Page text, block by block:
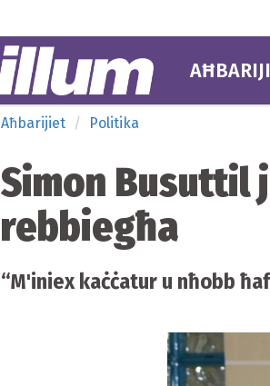
Aħbarijiet Politika
Simon Busuttil
rebbiegħa
“M'iniex kaċċatur u nħobb